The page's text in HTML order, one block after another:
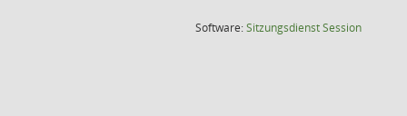
Software:SitzungsdienstSession(Wird in